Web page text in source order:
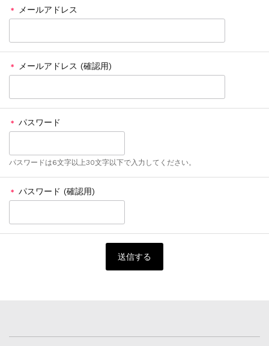
＊ メールアドレス
＊ メールアドレス (確認用)
＊ パスワード
パスワードは6文字以上30文字以下で入力してください。
＊ パスワード (確認用)